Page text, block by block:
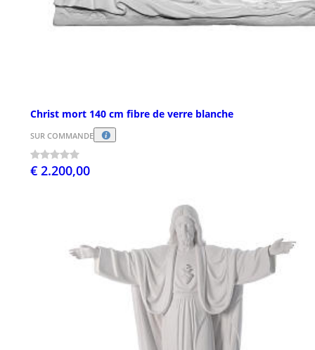
Christ mort 140 cm fibre de verre blanche
SUR COMMANDE
€ 2.200,00